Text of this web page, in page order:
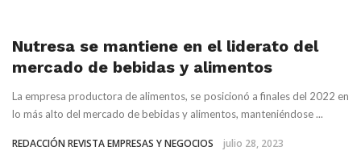
Nutresa se mantiene en el liderato del
mercado de bebidas y alimentos
La empresa productora de alimentos, se posicionó a finales del 2022 en
lo más alto del mercado de bebidas y alimentos, manteniéndose ...
REDACCIÓN REVISTA EMPRESAS Y NEGOCIOS julio 28, 2023